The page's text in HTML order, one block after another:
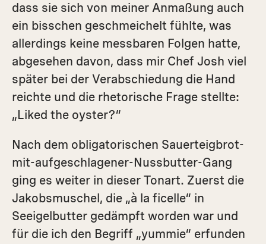
dass sie sich von meiner Anmaßung auch
ein bisschen geschmeichelt fühlte, was
allerdings keine messbaren Folgen hatte,
abgesehen davon, dass mir Chef Josh viel
später bei der Verabschiedung die Hand
reichte und die rhetorische Frage stellte:
„Liked the oyster?“
Nach dem obligatorischen Sauerteigbrot-
mit-aufgeschlagener-Nussbutter-Gang
ging es weiter in dieser Tonart. Zuerst die
Jakobsmuschel, die „à la ficelle“ in
Seeigelbutter gedämpft worden war und
für die ich den Begriff „yummie“ erfunden